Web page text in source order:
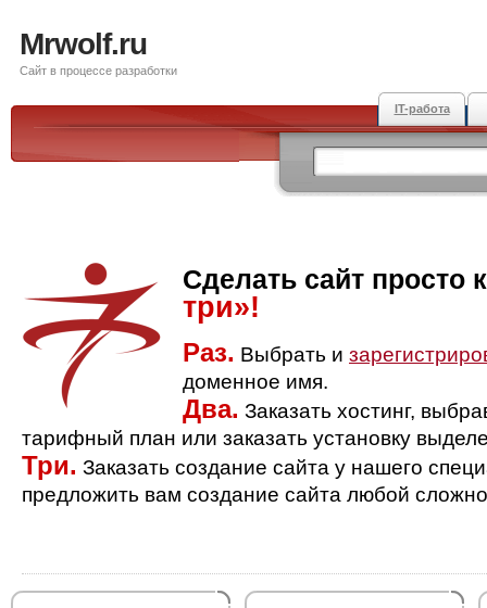
Mrwolf.ru
Сайт в процессе разработки
IT-работа
Сделать сайт просто
три»!
Раз. Выбрать и
доменное имя.
Два. Заказать хостинг,
тарифный план или заказать установку
Три. Заказать создание сайта у нашего
предложить вам создание сайта любой